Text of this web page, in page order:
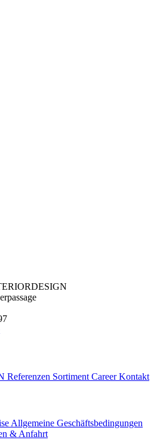
Referenzen Sortiment CareerKontakt
Allgemeine Geschäftsbedingungen
& Anfahrt